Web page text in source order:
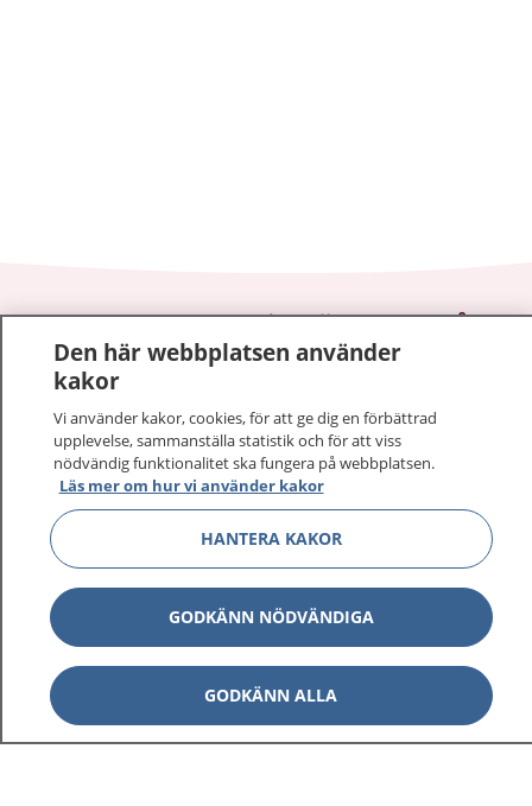
1177–tryggt om din hälsa och vård
På 1177.se får du råd om hälsa och information om
sjukdomar och vilka mottagningar du kan kontakta.
Logga in för att läsa din journal och göra dina
vårdärenden. Ring telefonnummer 1177 för
sjukvårdsrådgivning dygnet runt.
1177 ger dig råd när du vill må bättre.
1177 på flera språk Show
Om 1177 Show
Den här webbplatsen använder
kakor
Vi använder kakor, cookies, för att ge dig en förbättrad
upplevelse, sammanställa statistik och för att viss
nödvändig funktionalitet ska fungera på webbplatsen.
Läs mer om hur vi använder kakor
HANTERA KAKOR
GODKÄNN NÖDVÄNDIGA
GODKÄNN ALLA